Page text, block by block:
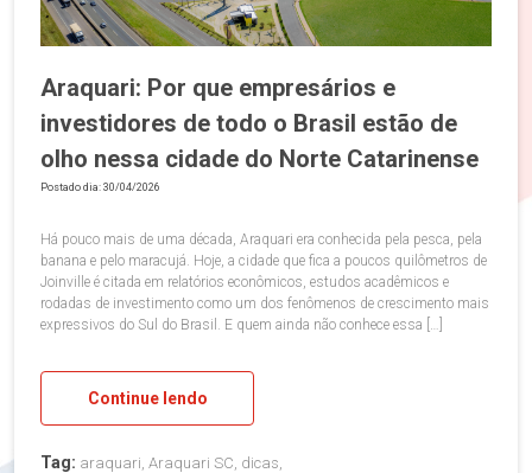
Araquari: Por que empresários e
investidores de todo o Brasil estão de
olho nessa cidade do Norte Catarinense
Postado dia: 30/04/2026
Há pouco mais de uma década, Araquari era conhecida pela pesca, pela
banana e pelo maracujá. Hoje, a cidade que fica a poucos quilômetros de
Joinville é citada em relatórios econômicos, estudos acadêmicos e
rodadas de investimento como um dos fenômenos de crescimento mais
expressivos do Sul do Brasil. E quem ainda não conhece essa […]
Continue lendo
Tag: araquari, Araquari SC, dicas,